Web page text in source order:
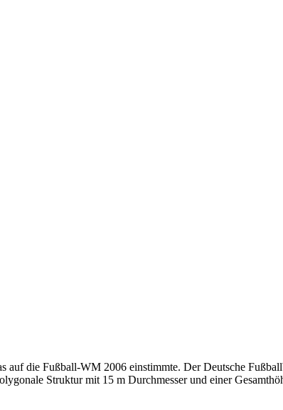
auf die Fußball-WM 2006 einstimmte. Der Deutsche
Struktur mit 15 m Durchmesser und einer